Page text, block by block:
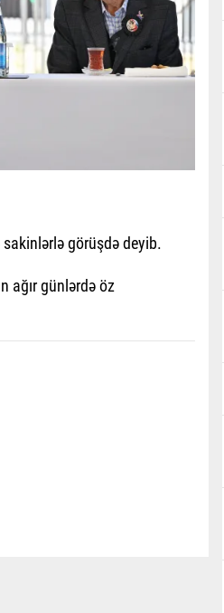
görüşdə deyib.
ağır günlərdə öz